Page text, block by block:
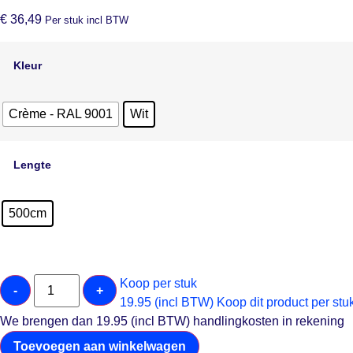
€ 36,49 Per stuk incl BTW
Kleur
Crème - RAL 9001 Wit
Lengte
500cm
- +
Koop per stuk
19.95 (incl BTW) Koop dit product per
We brengen dan 19.95 (incl BTW) handlingkosten in rekening
Toevoegen aan winkelwagen